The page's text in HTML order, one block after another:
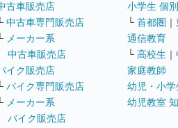
古車販売店
└ 中古車専門販売店
└ メーカー系
中古車販売店
イク販売店
└ バイク専門販売店
└ メーカー系
バイク販売店
小学生 個
└ 首都圏 ｜
通信教育
└ 高校生 ｜
家庭教師
幼児・小
幼児教室